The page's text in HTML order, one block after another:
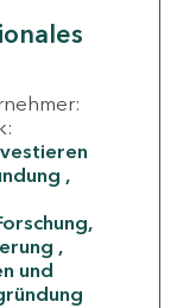
und